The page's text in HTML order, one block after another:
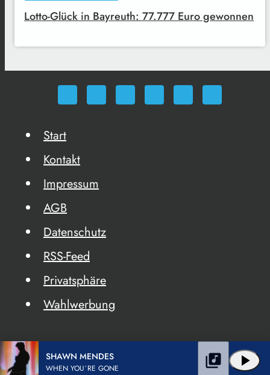
Lotto-Glück in Bayreuth: 77.777 Euro gewonnen
Start
Kontakt
Impressum
AGB
Datenschutz
RSS-Feed
Privatsphäre
Wahlwerbung
SHAWN MENDES
WHEN YOU´RE GONE play_arrow
library_music